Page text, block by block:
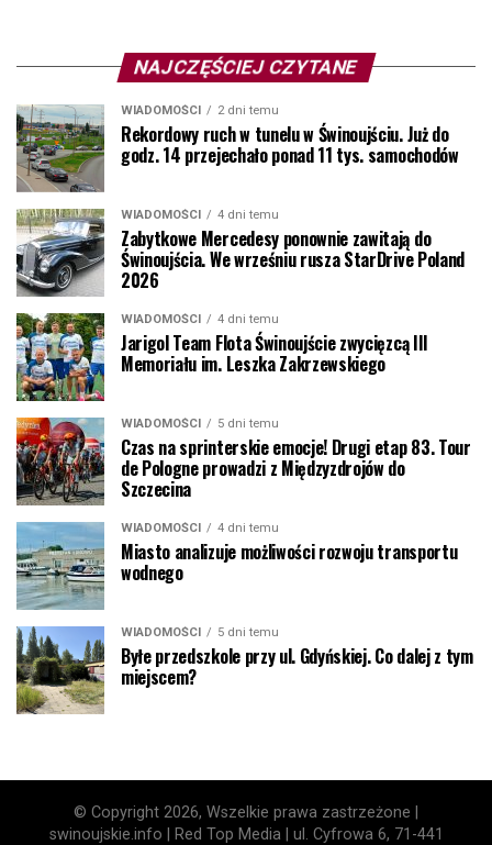
NAJCZĘŚCIEJ CZYTANE
WIADOMOŚCI 2 dni temu
Rekordowy ruch w tunelu w Świnoujściu. Już do
godz. 14 przejechało ponad 11 tys. samochodów
WIADOMOŚCI 4 dni temu
Zabytkowe Mercedesy ponownie zawitają do
Świnoujścia. We wrześniu rusza StarDrive Poland
2026
WIADOMOŚCI 4 dni temu
Jarigol Team Flota Świnoujście zwycięzcą III
Memoriału im. Leszka Zakrzewskiego
WIADOMOŚCI 5 dni temu
Czas na sprinterskie emocje! Drugi etap 83. Tour
de Pologne prowadzi z Międzyzdrojów do
Szczecina
WIADOMOŚCI 4 dni temu
Miasto analizuje możliwości rozwoju transportu
wodnego
WIADOMOŚCI 5 dni temu
Byłe przedszkole przy ul. Gdyńskiej. Co dalej z tym
miejscem?
© Copyright 2026, Wszelkie prawa zastrzeżone |
swinoujskie.info | Red Top Media | ul. Cyfrowa 6, 71-441